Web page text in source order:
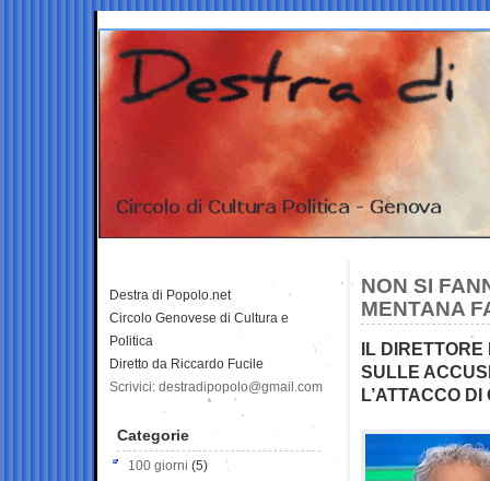
NON SI
MENTANA
IL DIRETTORE
SULLE
L’ATTACCO
Destra di Popolo.net
Circolo Genovese di Cultura e
Politica
Diretto da Riccardo Fucile
Scrivici: destradipopolo@gmail.com
Categorie
100 giorni (5)